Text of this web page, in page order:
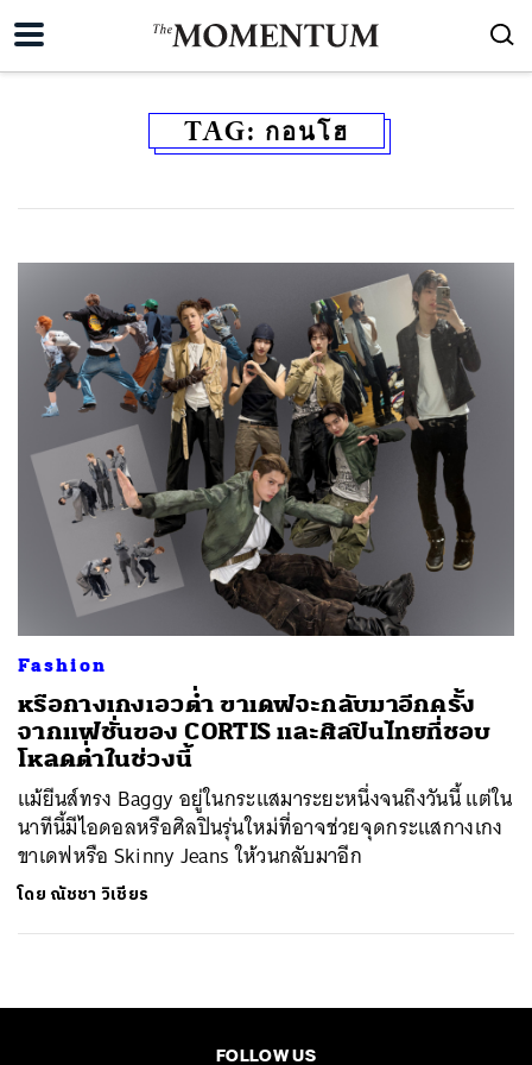
TAG: กอนโฮ
Fashion
หรือกางเกงเอวต่ำ ขาเดฟจะกลับมาอีกครั้ง
จากแฟชั่นของ CORTIS และศิลปินไทยที่ชอบ
โหลดต่ำในช่วงนี้
แม้ยีนส์ทรง Baggy อยู่ในกระแสมาระยะหนึ่งจนถึงวันนี้ แต่ใน
นาทีนี้มีไอดอลหรือศิลปินรุ่นใหม่ที่อาจช่วยจุดกระแสกางเกง
ขาเดฟหรือ Skinny Jeans ให้วนกลับมาอีก
โดย ณัชชา วิเชียร
FOLLOW US
ค้นหา
TWEET LINE EMAIL